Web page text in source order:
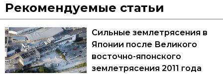
Рекомендуемые статьи
Сильные землетрясения в
Японии после Великого
восточно-японского
землетрясения 2011 года